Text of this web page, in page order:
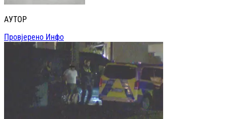
АУТОР
Провјерено Инфо